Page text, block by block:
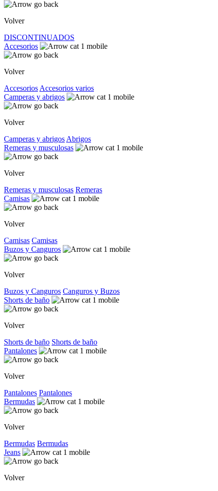
Volver
DISCONTINUADOS
Accesorios
Volver
Accesorios Accesorios varios
Camperas y abrigos
Volver
Camperas y abrigos Abrigos
Remeras y musculosas
Volver
Remeras y musculosas Remeras
Camisas
Volver
Camisas Camisas
Buzos y Canguros
Volver
Buzos y Canguros Canguros y Buzos
Shorts de baño
Volver
Shorts de baño Shorts de baño
Pantalones
Volver
Pantalones Pantalones
Bermudas
Volver
Bermudas Bermudas
Jeans
Volver